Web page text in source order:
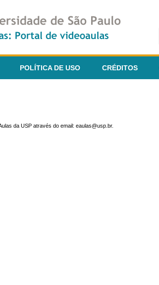
POLÍTICA DE USO CRÉDITOS
da USP através do email: eaulas@usp.br.